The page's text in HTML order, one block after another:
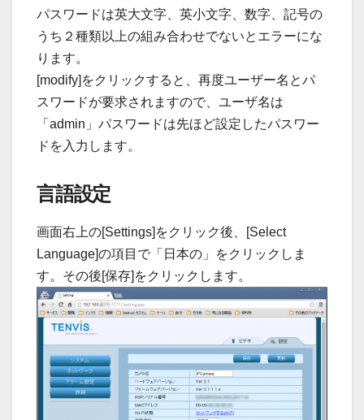
パスワードは英大文字、英小文字、数字、記号の
うち２種類以上の組み合わせでないとエラーにな
ります。
[modify]をクリックすると、再度ユーザー名とパ
スワードが要求されますので、ユーザ名は
「admin」パスワードは先ほど設定したパスワー
ドを入力します。
言語設定
画面右上の[Settings]をクリック後、[Select
Language]の項目で「日本の」をクリックしま
す。その後[保存]をクリックします。